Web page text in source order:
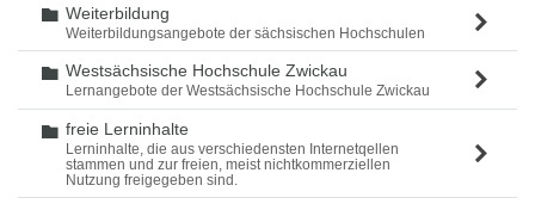
Ordner
Weiterbildung
Weiterbildungsangebote der sächsischen Hochschulen
Ordner
Westsächsische Hochschule Zwickau
Lernangebote der Westsächsische Hochschule Zwickau
Ordner
freie Lerninhalte
Lerninhalte, die aus verschiedensten Internetqellen
stammen und zur freien, meist nichtkommerziellen
Nutzung freigegeben sind.